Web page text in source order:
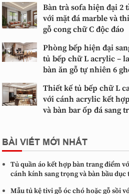
Bàn trà sofa hiện đại 2
với mặt đá marble và
gỗ cong chữ C độc đáo
Phòng bếp hiện đại
tủ bếp chữ L acrylic –
bàn ăn gỗ tự nhiên 6
Thiết kế tủ bếp chữ L
với cánh acrylic kết
và bàn bar ốp đá sang
BÀI VIẾT MỚI NHẤT
Tủ quần áo kết hợp bàn trang điểm
cánh kính sang trọng và bàn bầu dục
Mẫu tủ kệ tivi gỗ óc chó hoặc gỗ sồi